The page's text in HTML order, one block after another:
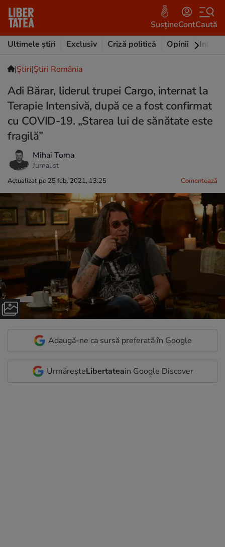
SusțineContCaută
Ultimele știri
Exclusiv Criză politică Opinii
|Ştiri|Știri România
Adi Bărar, liderul trupei Cargo, internat la
Terapie Intensivă, după ce a fost confirmat
cu COVID-19. „Starea lui de sănătate este
fragilă”
Mihai Toma
Jurnalist
Actualizat pe 25 feb. 2021, 13:25 Comentează
Adaugă-ne ca sursă preferată în Google
UrmăreșteLibertateain Google Discover